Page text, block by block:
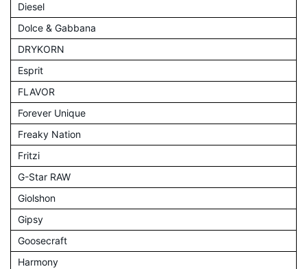
Diesel
Dolce & Gabbana
DRYKORN
Esprit
FLAVOR
Forever Unique
Freaky Nation
Fritzi
G-Star RAW
Giolshon
Gipsy
Goosecraft
Harmony